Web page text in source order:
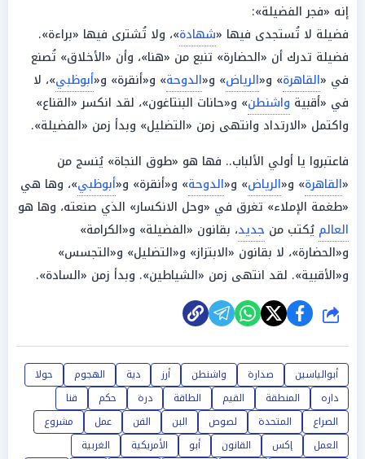
إنه «فجر الفضيلة»:
فضيلة لا تُستجدى فيها «شهادة»، ولا تُشترى فيها «براءة».
فضيلة تدرك أن «الحضارة» تنبع من «هنا»، وأن «الأخلاق» تُصنع
في «القاهرة» و«الرياض» و«الدوحة» و«أنقرة» و«أبوظبي»، لا
في «أقبية واشنطن» و«حانات البنتاغون»، لقد انكسر «القناع»
واكتمل «الارتداد وانتهى زمن «التضليل» وبدأ زمن «الفضيلة».
فاعتبروا يا أولي الألباب.. فها هو «طوق النجاة» يُنسج من
«القاهرة» و«الرياض» و«الدوحة» و«أنقرة» و«أبوظبي»، وها هي
«طغمة الإملاء» تغرق في «وحل الانكسار» الذي صنعته، وها هو
العالم يُكتب من جديد، بقانون «الفضيلة» و«الكرامة»
و«الحضارة»، لا بقانون «الابتزاز» و«التضليل» و«التجسس»
و«الأقبية». لقد انتهى زمن «الشياطين». وبدأ زمن «السادة».
شارك
أبوالياسين صدارة واشنطن أرز دية الهجوم
حولا
داره
المنطقة القيم الطاقة درة حكم
قنا
الصراع
المتحدة لصوص البن الفن عمل
مشروع
العمل
إكس القانون أبو الأمريكية
الغربية